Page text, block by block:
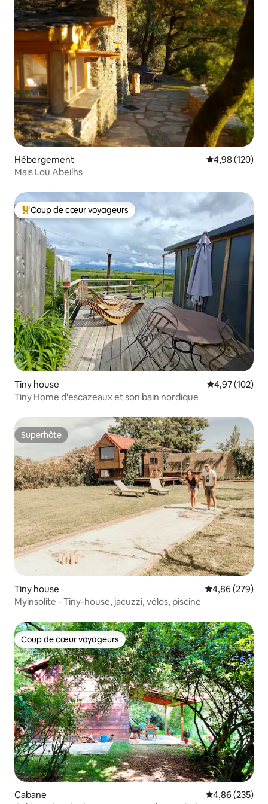
Hébergement Évaluation
4,98 (120)
Mais Lou Abeilhs
Coups de cœur voyageurs les plus appréciés
Coup de cœur voyageurs
Tiny house Évaluation
4,97 (102)
Tiny Home d'escazeaux et son bain nordique
Superhôte
Superhôte
Tiny house Évaluation
4,86 (279)
Myinsolite - Tiny-house, jacuzzi, vélos, piscine
Coup de cœur voyageurs
Coup de cœur voyageurs
Cabane Évaluation
4,86 (235)